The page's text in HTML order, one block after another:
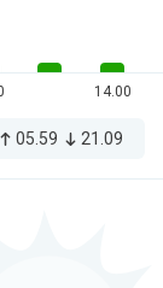
14.00
05.59 21.09